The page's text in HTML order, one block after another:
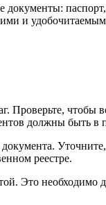
и
Проверьте,
должны быть в
реестре.
Это